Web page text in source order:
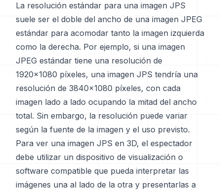
La resolución estándar para una imagen JPS
suele ser el doble del ancho de una imagen JPEG
estándar para acomodar tanto la imagen izquierda
como la derecha. Por ejemplo, si una imagen
JPEG estándar tiene una resolución de
1920x1080 píxeles, una imagen JPS tendría una
resolución de 3840x1080 píxeles, con cada
imagen lado a lado ocupando la mitad del ancho
total. Sin embargo, la resolución puede variar
según la fuente de la imagen y el uso previsto.
Para ver una imagen JPS en 3D, el espectador
debe utilizar un dispositivo de visualización o
software compatible que pueda interpretar las
imágenes una al lado de la otra y presentarlas a